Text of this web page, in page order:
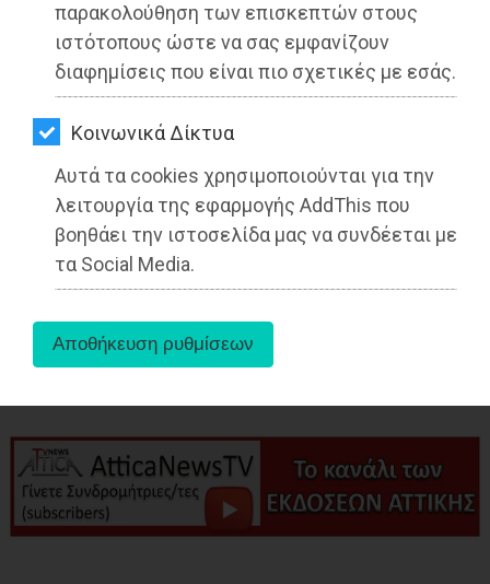
παρακολούθηση των επισκεπτών στους
ιστότοπους ώστε να σας εμφανίζουν
διαφημίσεις που είναι πιο σχετικές με εσάς.
Kοινωνικά Δίκτυα
Αυτά τα cookies χρησιμοποιούνται για την
λειτουργία της εφαρμογής AddThis που
βοηθάει την ιστοσελίδα μας να συνδέεται με
τα Social Media.
ΕΦΗΜΕΡΙΔΕΣ
OΔΗΓΟΣ
ΑΓΟΡΑΣ
ΨΙΘΥΡΟΙ
ΑΠΟΣΤΟΛΗ
ΑΡΘΡΩΝ
04-12-2021
Από τo Dimotisnews
aboutus
Μαραθώνας,ΤΟΠΙΚΗ ΑΥΤΟΔΙΟΙΚΗΣΗ